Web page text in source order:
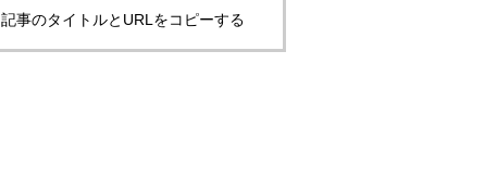
記事のタイトルとURLをコピーする